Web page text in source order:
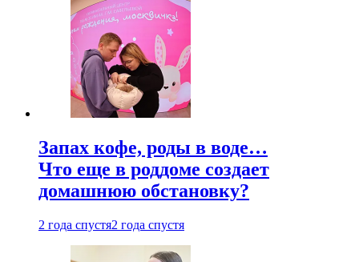
Запах кофе, роды в воде…
Что еще в роддоме создает
домашнюю обстановку?
2 года спустя2 года спустя